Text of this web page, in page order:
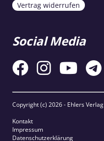
Vertrag widerrufen
Social Media
Copyright (c) 2026 - Ehlers Verlag
Kontakt
Impressum
Datenschutzerklärung